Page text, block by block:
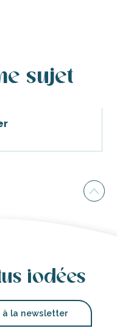
sujet
iodées
à la newsletter